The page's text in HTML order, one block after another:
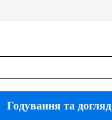
Годування та догляд